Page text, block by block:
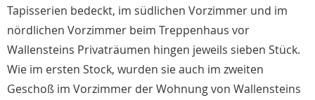
Tapisserien bedeckt, im südlichen Vorzimmer und im
nördlichen Vorzimmer beim Treppenhaus vor
Wallensteins Privaträumen hingen jeweils sieben Stück.
Wie im ersten Stock, wurden sie auch im zweiten
Geschoß im Vorzimmer der Wohnung von Wallensteins